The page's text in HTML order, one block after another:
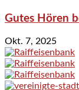
Gutes Hören
Okt. 7, 2025